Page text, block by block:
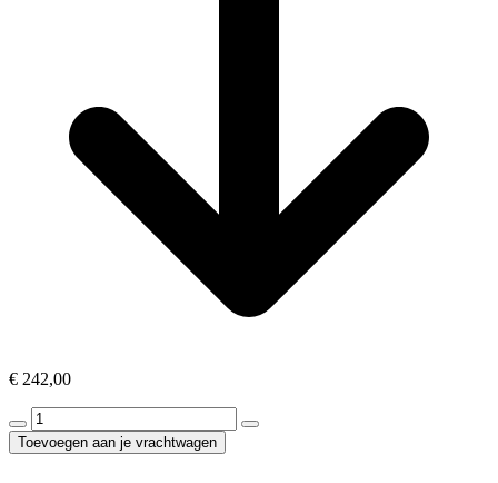
€ 242,00
Amerikaanse
koelkast
130x200cm
Toevoegen aan je vrachtwagen